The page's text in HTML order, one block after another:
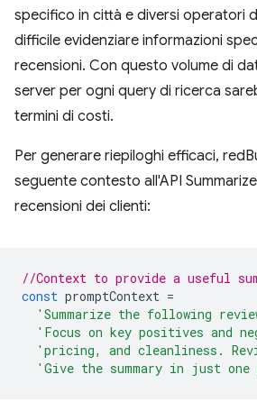
specifico in città e diversi operatori
difficile evidenziare informazioni
recensioni. Con questo volume di
server per ogni query di ricerca
termini di costi.
Per generare riepiloghi efficaci,
seguente contesto all'API
recensioni dei clienti:
//Context to provide a useful
const promptContext =
'Summarize the following
'Focus on key positives and
'pricing, and cleanliness.
'Give the summary in just one